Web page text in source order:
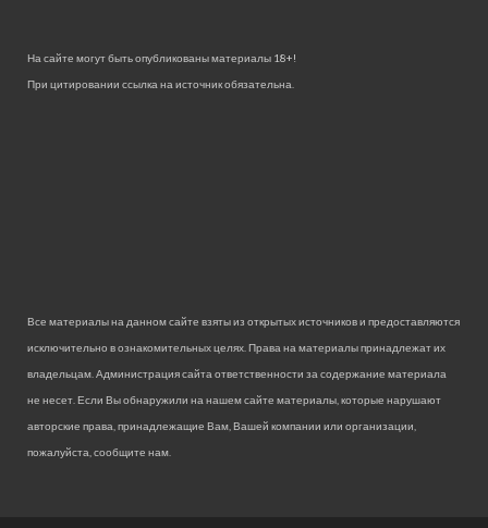
На сайте могут быть опубликованы материалы 18+!
При цитировании ссылка на источник обязательна.
Все материалы на данном сайте взяты из открытых источников и предоставляются
исключительно в ознакомительных целях. Права на материалы принадлежат их
владельцам. Администрация сайта ответственности за содержание материала
не несет. Если Вы обнаружили на нашем сайте материалы, которые нарушают
авторские права, принадлежащие Вам, Вашей компании или организации,
пожалуйста, сообщите нам.